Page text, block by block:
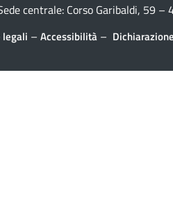
centrale: Corso Garibaldi, 59
legali – Accessibilità –